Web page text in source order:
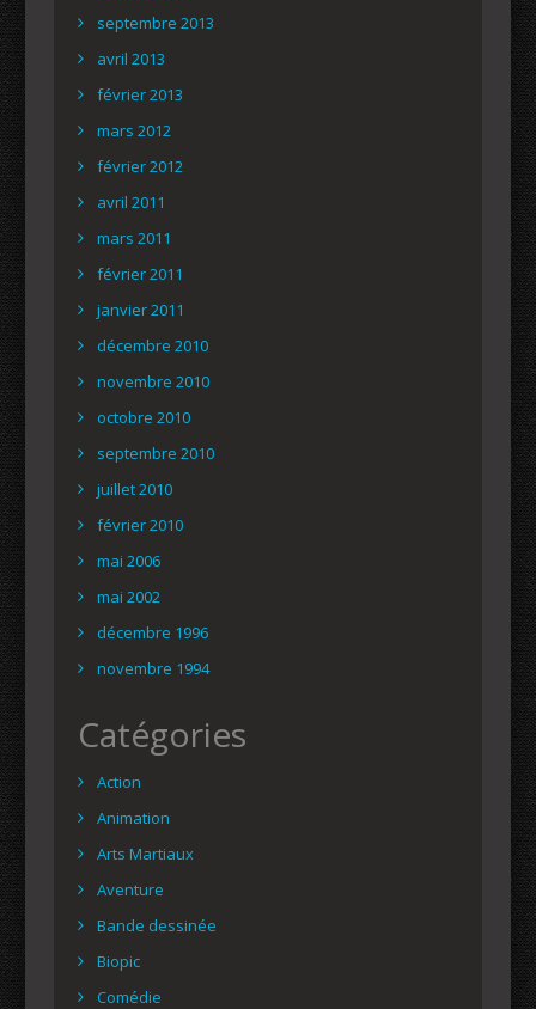
septembre 2013
avril 2013
février 2013
mars 2012
février 2012
avril 2011
mars 2011
février 2011
janvier 2011
décembre 2010
novembre 2010
octobre 2010
septembre 2010
juillet 2010
février 2010
mai 2006
mai 2002
décembre 1996
novembre 1994
Catégories
Action
Animation
Arts Martiaux
Aventure
Bande dessinée
Biopic
Comédie